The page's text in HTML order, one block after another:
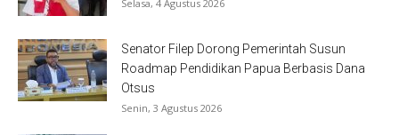
Selasa, 4 Agustus 2026
Senator Filep Dorong Pemerintah Susun
Roadmap Pendidikan Papua Berbasis Dana
Otsus
Senin, 3 Agustus 2026